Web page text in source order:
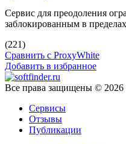
Сервис для преодоления
заблокированным в
(221)
Сравнить с ProxyWhite
Добавить в избранное
Все права защищены © 2026
Сервисы
Отзывы
Публикации